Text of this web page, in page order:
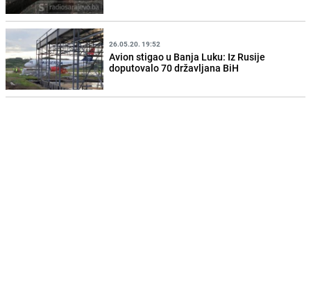
26.05.20. 19:52
Avion stigao u Banja Luku: Iz Rusije
doputovalo 70 državljana BiH